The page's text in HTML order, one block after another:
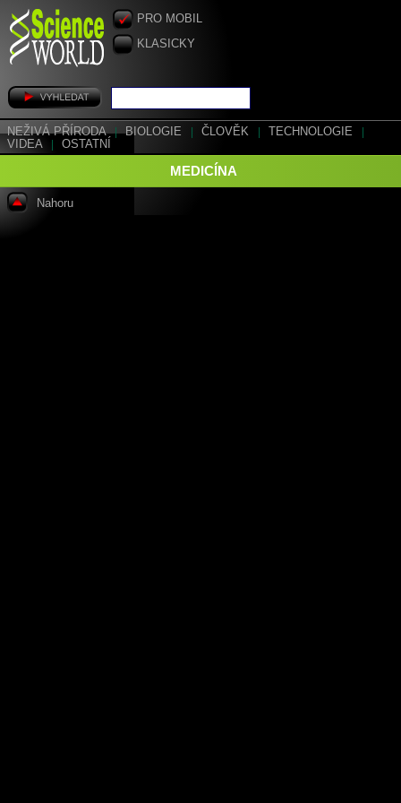
PRO MOBIL
KLASICKY
NEŽIVÁ PŘÍRODA | BIOLOGIE ČLOVĚK TECHNOLOGIE
VIDEA
OSTATNÍ
MEDICÍNA
Nahoru